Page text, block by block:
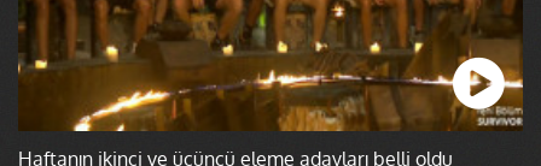
Haftanın ikinci ve üçüncü eleme adayları belli oldu